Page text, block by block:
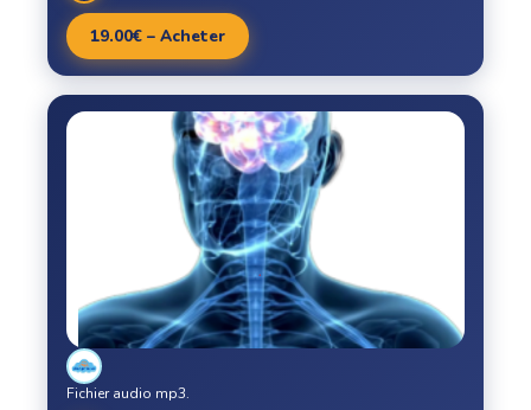
19.00€ – Acheter
Fichier audio mp3.